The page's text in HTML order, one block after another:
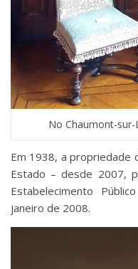
No Chaumont-
Em 1938, a propriedade
Estado – desde 2007,
Estabelecimento
janeiro de 2008.